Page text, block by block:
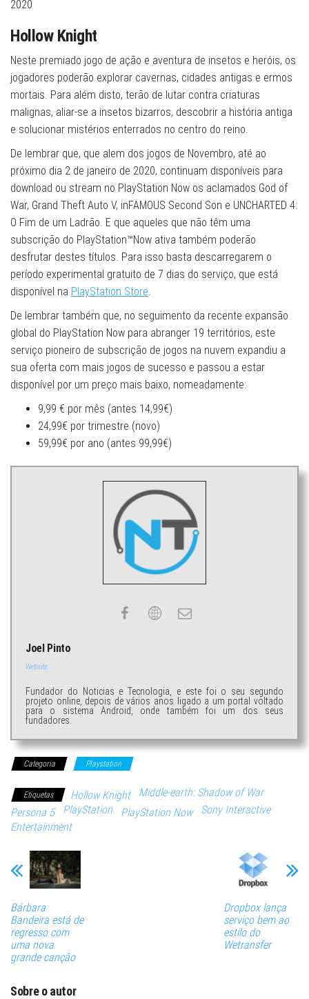
2020
Hollow Knight
Neste premiado jogo de ação e aventura de insetos e heróis, os
jogadores poderão explorar cavernas, cidades antigas e ermos
mortais. Para além disto, terão de lutar contra criaturas
malignas, aliar-se a insetos bizarros, descobrir a história antiga
e solucionar mistérios enterrados no centro do reino.
De lembrar que, que alem dos jogos de Novembro, até ao
próximo dia 2 de janeiro de 2020, continuam disponíveis para
download ou stream no PlayStation Now os aclamados God of
War, Grand Theft Auto V, inFAMOUS Second Son e UNCHARTED 4:
O Fim de um Ladrão. E que aqueles que não têm uma
subscrição do PlayStation™Now ativa também poderão
desfrutar destes títulos. Para isso basta descarregarem o
período experimental gratuito de 7 dias do serviço, que está
disponível na PlayStation Store.
De lembrar também que, no seguimento da recente expansão
global do PlayStation Now para abranger 19 territórios, este
serviço pioneiro de subscrição de jogos na nuvem expandiu a
sua oferta com mais jogos de sucesso e passou a estar
disponível por um preço mais baixo, nomeadamente:
9,99 € por mês (antes 14,99€)
24,99€ por trimestre (novo)
59,99€ por ano (antes 99,99€)
Joel Pinto
Website
Fundador do Noticias e Tecnologia, e este foi o seu segundo
projeto online, depois de vários anos ligado a um portal voltado
para o sistema Android, onde também foi um dos seus
fundadores.
Categoria Playstation
Etiquetas Hollow Knight
Middle-earth: Shadow of War
Persona 5
PlayStation PlayStation Now
Sony Interactive
Entertainment
Bárbara
Bandeira está de
regresso com
uma nova
grande canção
Dropbox lança
serviço bem ao
estilo do
Wetransfer
Sobre o autor